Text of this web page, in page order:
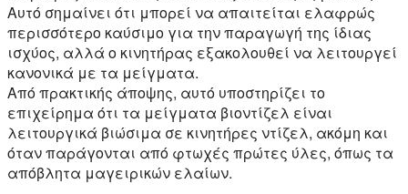
Αυτό σημαίνει ότι μπορεί να απαιτείται ελαφρώς
περισσότερο καύσιμο για την παραγωγή της ίδιας
ισχύος, αλλά ο κινητήρας εξακολουθεί να λειτουργεί
κανονικά με τα μείγματα.
Από πρακτικής άποψης, αυτό υποστηρίζει το
επιχείρημα ότι τα μείγματα βιοντίζελ είναι
λειτουργικά βιώσιμα σε κινητήρες ντίζελ, ακόμη και
όταν παράγονται από φτωχές πρώτες ύλες, όπως τα
απόβλητα μαγειρικών ελαίων.